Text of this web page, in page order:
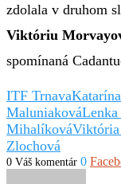
zdolala v druhom
Viktóriu
spomínaná
ITF Trnava
MaluniakováLenka
Mihalíková
Zlochová
0 Váš komentár 0